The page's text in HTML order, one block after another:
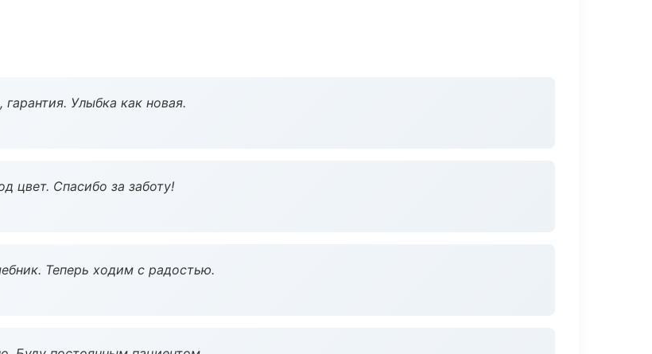
Улыбка как новая.
цвет. Спасибо за заботу!
Теперь ходим с радостью.